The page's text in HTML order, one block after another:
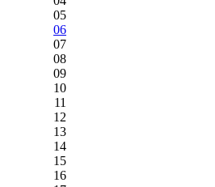
05
06
07
08
09
10
11
12
13
14
15
16